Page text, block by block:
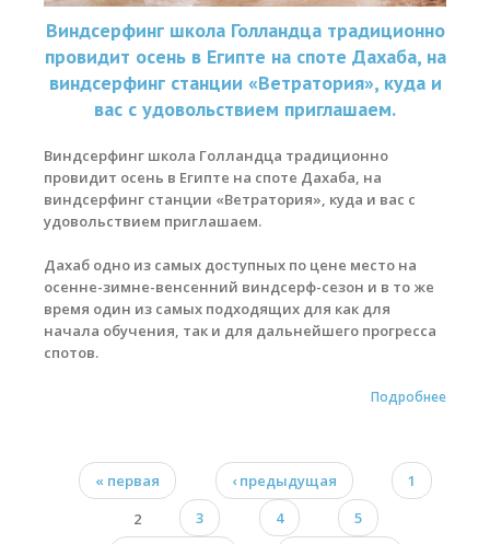
Виндсерфинг школа Голландца традиционно
провидит осень в Египте на споте Дахаба, на
виндсерфинг станции «Ветратория», куда и
вас с удовольствием приглашаем.
Виндсерфинг школа Голландца традиционно
провидит осень в Египте на споте Дахаба, на
виндсерфинг станции «Ветратория», куда и вас с
удовольствием приглашаем.
Дахаб одно из самых доступных по цене место на
осенне-зимне-венсенний виндсерф-сезон и в то же
время один из самых подходящих для как для
начала обучения, так и для дальнейшего прогресса
спотов.
Подробнее
Страницы
« первая ‹ предыдущая
1
2
3 4
5